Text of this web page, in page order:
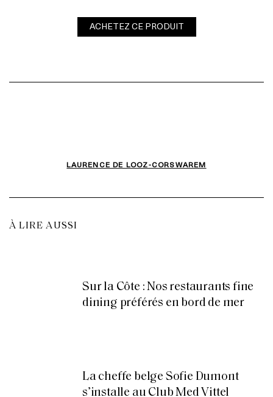
ACHETEZ CE PRODUIT
LAURENCE DE LOOZ-CORSWAREM
À LIRE AUSSI
Sur la Côte : Nos restaurants fine
dining préférés en bord de mer
La cheffe belge Sofie Dumont
s’installe au Club Med Vittel